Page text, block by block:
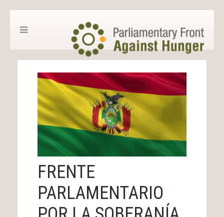
FRENTE
PARLAMENTARIO